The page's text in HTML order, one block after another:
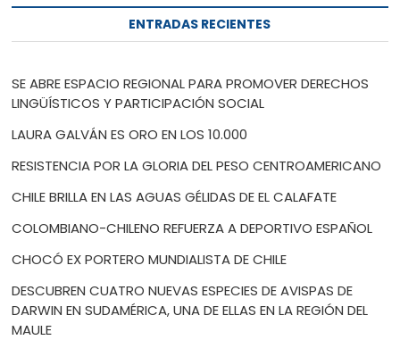
ENTRADAS RECIENTES
SE ABRE ESPACIO REGIONAL PARA PROMOVER DERECHOS
LINGÜÍSTICOS Y PARTICIPACIÓN SOCIAL
LAURA GALVÁN ES ORO EN LOS 10.000
RESISTENCIA POR LA GLORIA DEL PESO CENTROAMERICANO
CHILE BRILLA EN LAS AGUAS GÉLIDAS DE EL CALAFATE
COLOMBIANO-CHILENO REFUERZA A DEPORTIVO ESPAÑOL
CHOCÓ EX PORTERO MUNDIALISTA DE CHILE
DESCUBREN CUATRO NUEVAS ESPECIES DE AVISPAS DE
DARWIN EN SUDAMÉRICA, UNA DE ELLAS EN LA REGIÓN DEL
MAULE